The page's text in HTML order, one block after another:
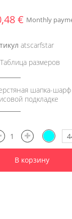
€ Monthly
atscarfstar
Таблица размеров
шапка-шарф
подкладке
В корзину